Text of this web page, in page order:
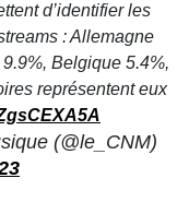
d’identifier les
: Allemagne
Belgique 5.4%,
représentent eux
(@le_CNM)